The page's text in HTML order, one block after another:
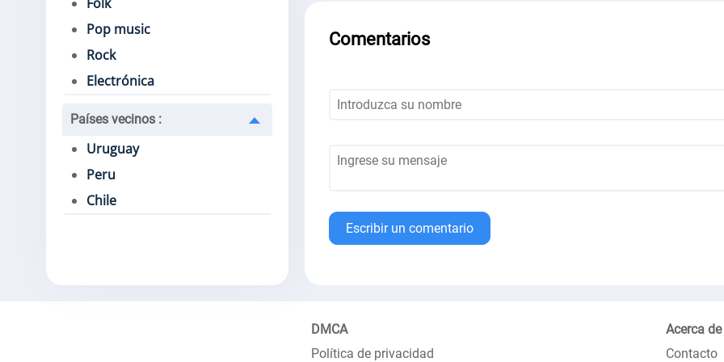
Pop music
Rock
Electrónica
Países vecinos :
Uruguay
Peru
Chile
Comentarios
Escribir un comentario
DMCA
Política de privacidad
Acerca
Contacto